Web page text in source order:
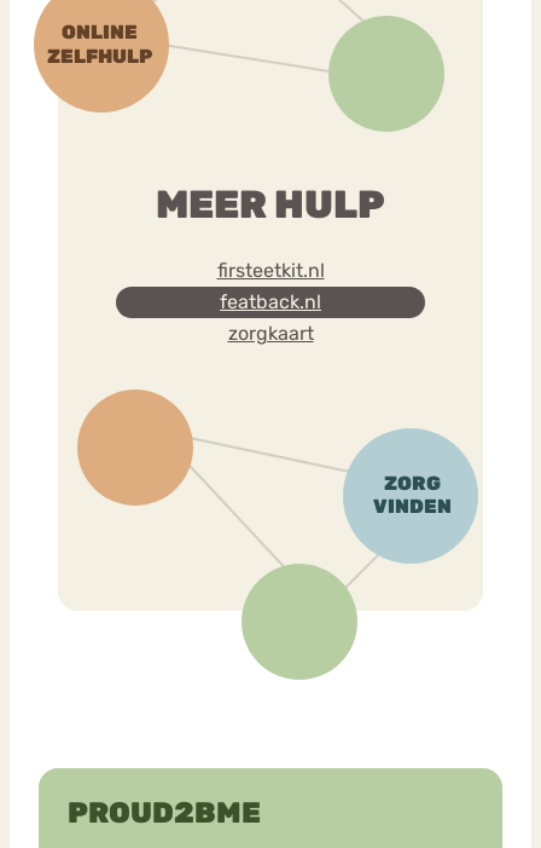
MEER HULP
firsteetkit.nl
featback.nl
zorgkaart
PROUD2BME